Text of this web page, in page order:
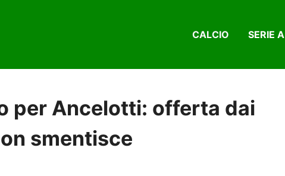
CALCIO SERIE A
per Ancelotti: offerta dai
smentisce